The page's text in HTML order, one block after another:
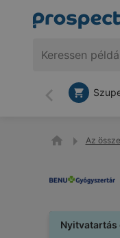
Vissza
Az
Nyitvatartás